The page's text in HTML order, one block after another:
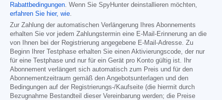
Rabattbedingungen . Wenn Sie SpyHunter deinstallieren möchten,
erfahren Sie hier, wie
Zur Zahlung der automatischen Verlängerung Ihres Abonnements
erhalten Sie vor jedem Zahlungstermin eine E-Mail-Erinnerung an die
von Ihnen bei der Registrierung angegebene E-Mail-Adresse. Zu
Beginn Ihrer Testphase erhalten Sie einen Aktivierungscode, der nur
für eine Testphase und nur für ein Gerät pro Konto gültig ist. Ihr
Abonnement verlängert sich automatisch zum Preis und für den
Abonnementzeitraum gemäß den Angebotsunterlagen und den
Bedingungen auf der Registrierungs-/Kaufseite (die hiermit durch
Bezugnahme Bestandteil dieser Vereinbarung werden; die Preise